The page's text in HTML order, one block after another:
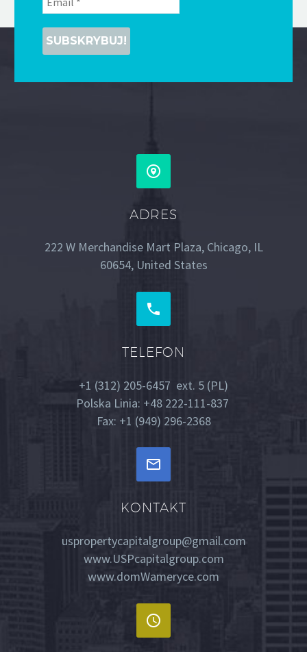


ADRES
222 W Merchandise Mart Plaza, Chicago, IL
60654, United States


TELEFON
+1 (312) 205-6457 ext. 5 (PL)
Polska Linia: +48 222-111-837
Fax: +1 (949) 296-2368


KONTAKT
uspropertycapitalgroup@gmail.com
www.USPcapitalgroup.com
www.domWameryce.com

